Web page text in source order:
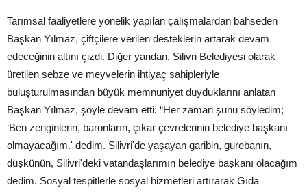
Tarımsal faaliyetlere yönelik yapılan çalışmalardan bahseden
Başkan Yılmaz, çiftçilere verilen desteklerin artarak devam
edeceğinin altını çizdi. Diğer yandan, Silivri Belediyesi olarak
üretilen sebze ve meyvelerin ihtiyaç sahipleriyle
buluşturulmasından büyük memnuniyet duyduklarını anlatan
Başkan Yılmaz, şöyle devam etti: “Her zaman şunu söyledim;
‘Ben zenginlerin, baronların, çıkar çevrelerinin belediye başkanı
olmayacağım.' dedim. Silivri'de yaşayan garibin, gurebanın,
düşkünün, Silivri'deki vatandaşlarımın belediye başkanı olacağım
dedim. Sosyal tespitlerle sosyal hizmetleri artırarak Gıda